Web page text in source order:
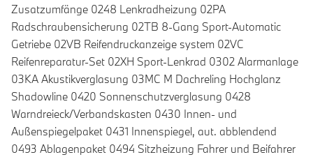
Zusatzumfänge 0248 Lenkradheizung 02PA
Radschraubensicherung 02TB 8-Gang Sport-Automatic
Getriebe 02VB Reifendruckanzeige system 02VC
Reifenreparatur-Set 02XH Sport-Lenkrad 0302 Alarmanlage
03KA Akustikverglasung 03MC M Dachreling Hochglanz
Shadowline 0420 Sonnenschutzverglasung 0428
Warndreieck/Verbandskasten 0430 Innen- und
Außenspiegelpaket 0431 Innenspiegel, aut. abblendend
0493 Ablagenpaket 0494 Sitzheizung Fahrer und Beifahrer